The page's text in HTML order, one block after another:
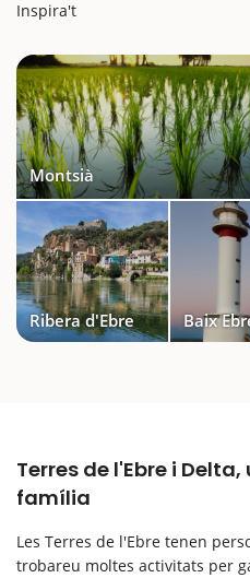
Inspira't
Montsià
Ribera d'Ebre Baix
Terres de l'Ebre i
família
Les Terres de l'Ebre tenen
trobareu moltes activitats per